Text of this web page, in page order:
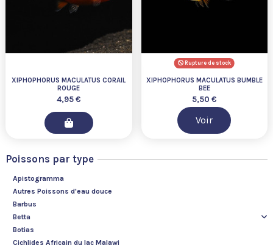
XIPHOPHORUS MACULATUS CORAIL
ROUGE
4,95 €
Rupture de stock
XIPHOPHORUS MACULATUS BUMBLE
BEE
5,50 €
Voir
Poissons par type
Apistogramma
Autres Poissons d'eau douce
Barbus
Betta
Botias
Cichlides Africain du lac Malawi